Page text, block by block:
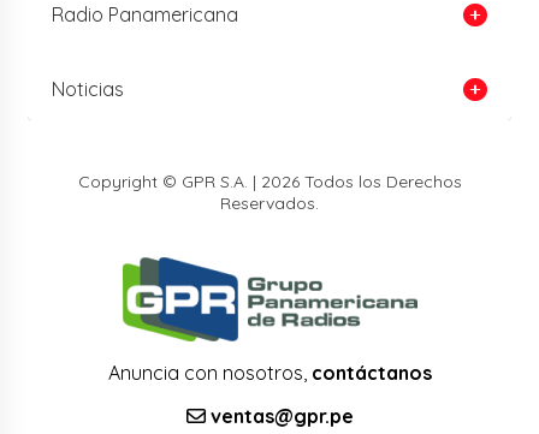
Radio Panamericana
Noticias
Copyright © GPR S.A. | 2026 Todos los Derechos
Reservados.
Anuncia con nosotros, contáctanos
ventas@gpr.pe